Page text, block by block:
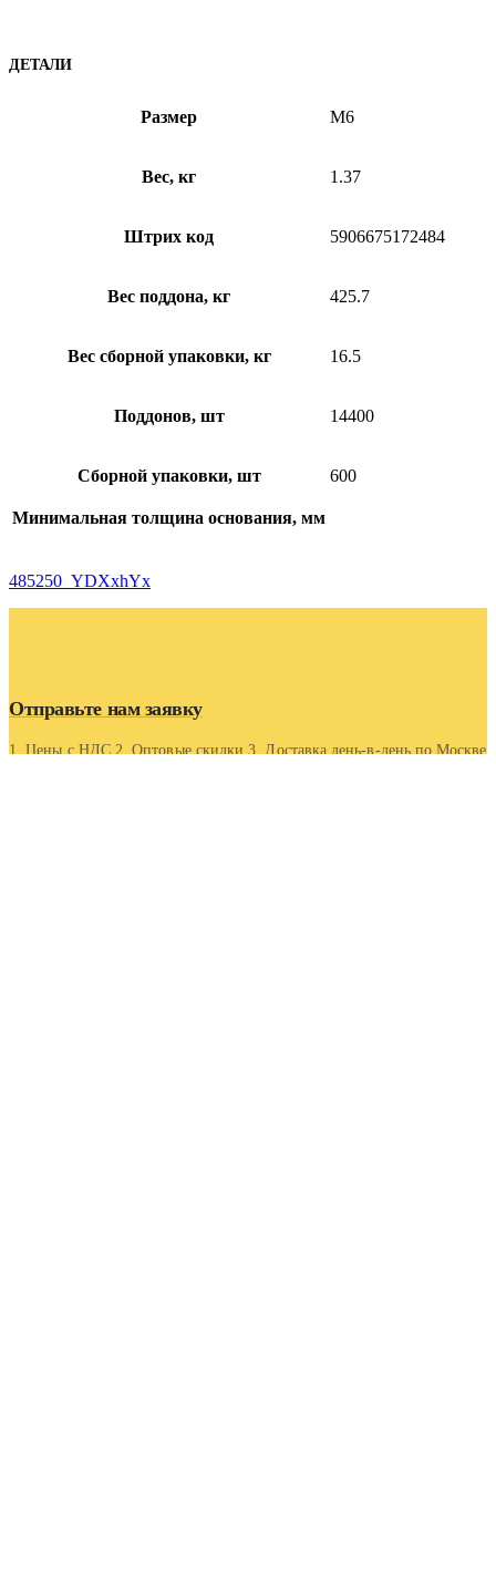
ДЕТАЛИ
Размер M6
Вес, кг 1.37
Штрих код 5906675172484
Вес поддона, кг 425.7
Вес сборной упаковки, кг 16.5
Поддонов, шт 14400
Сборной упаковки, шт 600
Минимальная толщина основания, мм
485250_YDXxhYx
Отправьте нам заявку
1. Цены с НДС 2. Оптовые скидки 3. Доставка день-в-день по Москве